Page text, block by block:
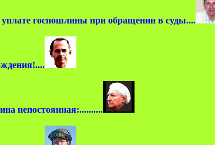
госпошлины при обращении в суды....
непостоянная:..........